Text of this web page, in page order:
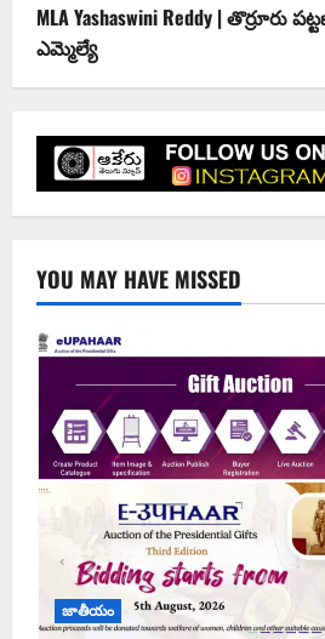
MLA Yashaswini Reddy | తొర్రూరు
ఎమ్మెల్యే
YOU MAY HAVE MISSED
జాతీయం